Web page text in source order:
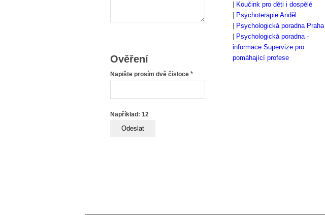
Ověření
Napište prosím dvě čísloce *
Například: 12
Koučink pro děti i dospělé
Psychoterapie Anděl
Psychologická poradna Praha
Psychologická poradna -
informace Supervize pro
pomáhající profese